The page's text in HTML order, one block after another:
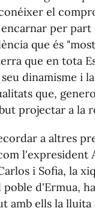
el
per
que és
que en tota
dinamisme i
que,
projectar a la
a altres
l'expresident
i Sofia, la
poble d'Ermua,
amb ells la lluita